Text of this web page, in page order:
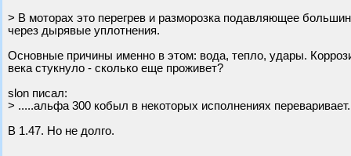
> В моторах это перегрев и разморозка подавляющее
через дырявые уплотнения.
Основные причины именно в этом: вода, тепло, удары.
века стукнуло - сколько еще проживет?
slon писал:
> .....альфа 300 кобыл в некоторых исполнениях
В 1.47. Но не долго.